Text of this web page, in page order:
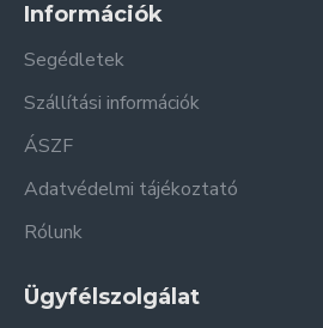
Információk
Segédletek
Szállítási információk
ÁSZF
Adatvédelmi tájékoztató
Rólunk
Ügyfélszolgálat